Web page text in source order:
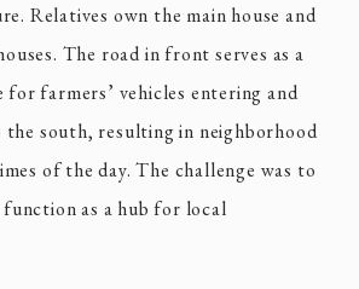
Relatives own the main house and
The road in front serves as a
farmers’ vehicles entering and
south, resulting in neighborhood
of the day. The challenge was to
as a hub for local